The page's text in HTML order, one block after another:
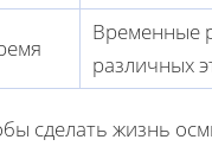
Временные
различных
сделать жизнь